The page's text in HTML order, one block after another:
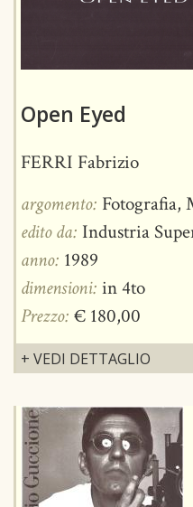
Open Eyed
FERRI Fabrizio
argomento: Fotografia,
edito da: Industria
anno: 1989
dimensioni: in 4to
Prezzo: € 180,00
+ VEDI DETTAGLIO